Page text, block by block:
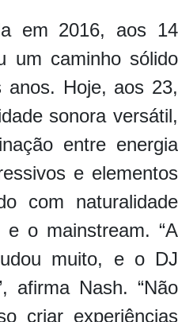
em 2016, aos 14
um caminho sólido
anos. Hoje, aos 23,
sonora versátil,
entre energia
e elementos
com naturalidade
e o mainstream. “A
muito, e o DJ
afirma Nash. “Não
criar experiências